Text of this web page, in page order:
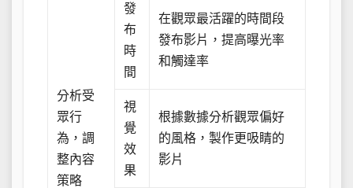
分析受
眾行
為，調
整內容
策略
發
布
時
間
在觀眾最活躍的時間段
發布影片，提高曝光率
和觸達率
視
覺
效
果
根據數據分析觀眾偏好
的風格，製作更吸睛的
影片